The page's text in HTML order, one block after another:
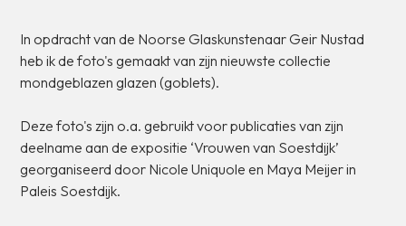
In opdrachtvan de Noorse GlaskunstenaarGeir Nustad
heb ik de foto's gemaaktvan zijn nieuwste collectie
mondgeblazen glazen (goblets).
Deze foto's zijn o.a. gebruiktvoorpublicaties van zijn
deelname aan de expositie ‘Vrouwen van Soestdijk’
georganiseerd door Nicole Uniquole en Maya Meijerin
Paleis Soestdijk.